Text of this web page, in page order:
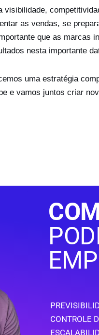
visibilidade,
as vendas, se
que as marcas
nesta importante
uma estratégia
e vamos juntos criar
CONTROLE